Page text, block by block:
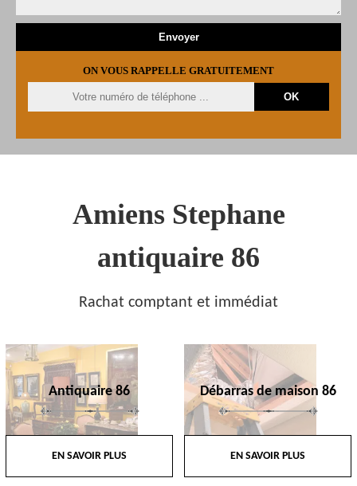
ON VOUS RAPPELLE GRATUITEMENT
Amiens Stephane
antiquaire 86
Rachat comptant et immédiat
Antiquaire 86
EN SAVOIR PLUS
Débarras de maison 86
EN SAVOIR PLUS